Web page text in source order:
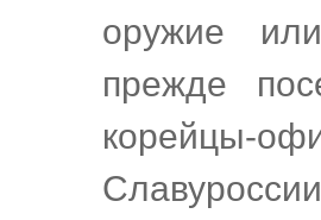
оружие
прежде
корейцы-